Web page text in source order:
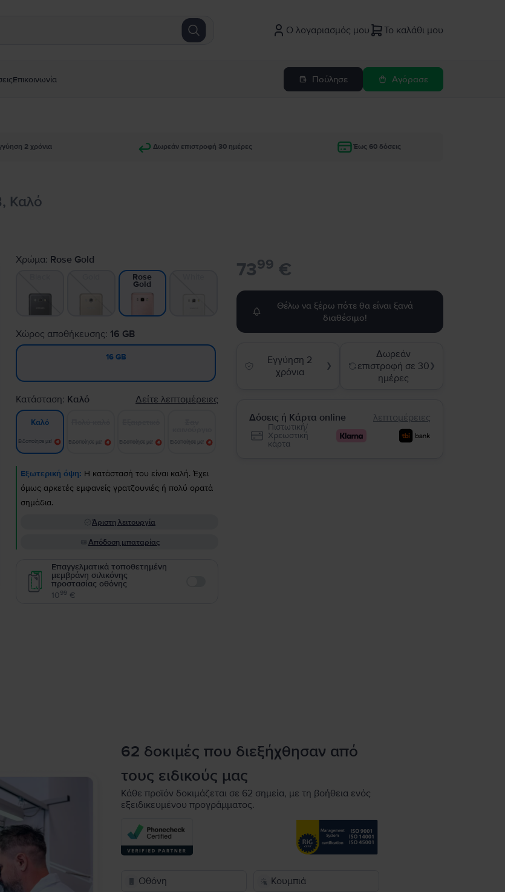
Ο λογαριασμός μου Το καλάθι μου
Επικοινωνία Πούλησε Αγόρασε
2 χρόνια Δωρεάν επιστροφή 30 ημέρες Έως 60 δόσεις
Καλό
Χρώμα: Rose Gold
Rose
Gold
Χώρος αποθήκευσης: 16 GB
16 GB
Κατάσταση: Καλό Δείτε λεπτομέρειες
Καλό
Ειδοποίησε με! Ειδοποίησε με! Ειδοποίησε με! Ειδοποίησε με!
Εξωτερική όψη: Η κατάστασή του είναι καλή. Έχει
όμως αρκετές εμφανείς γρατζουνιές ή πολύ ορατά
σημάδια.
Άριστη λειτουργία
Απόδοση μπαταρίας
Επαγγελματικά τοποθετημένη
μεμβράνη σιλικόνης
προστασίας οθόνης
1099 €
7399 €
Θέλω να ξέρω πότε θα είναι ξανά
διαθέσιμο!
Εγγύηση 2
χρόνια
❯
Δωρεάν
επιστροφή σε 30
ημέρες
❯
Δόσεις ή Κάρτα online λεπτομέρειες
Πιστωτική/
Χρεωστική
κάρτα
62 δοκιμές που διεξήχθησαν από
τους ειδικούς μας
Κάθε προϊόν δοκιμάζεται σε 62 σημεία, με τη βοήθεια ενός
εξειδικευμένου προγράμματος.
Οθόνη Κουμπιά